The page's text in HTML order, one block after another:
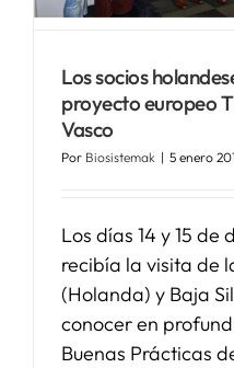
APOYO I+D+I
Los socios
proyecto europeo
Vasco
Por Biosistemak | 5 enero
Los días 14 y 15 de
recibía la visita de
(Holanda) y Baja
conocer en
Buenas Prácticas